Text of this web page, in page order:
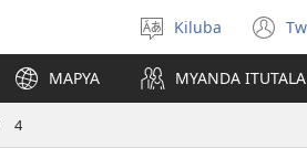
Tonga
Ludimi
Kiluba
MAPYA MYANDA ITUTALA
4